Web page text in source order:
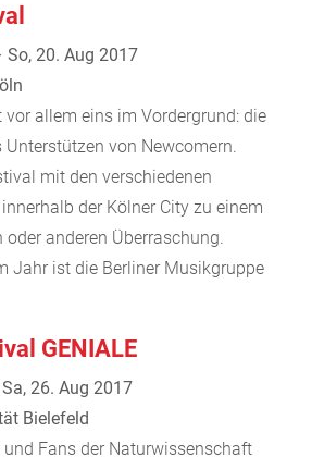
So, 20. Aug 2017
allem eins im Vordergrund: die
Unterstützen von Newcomern.
mit den verschiedenen
der Kölner City zu einem
oder anderen Überraschung.
Jahr ist die Berliner Musikgruppe
GENIALE
26. Aug 2017
Bielefeld
und Fans der Naturwissenschaft